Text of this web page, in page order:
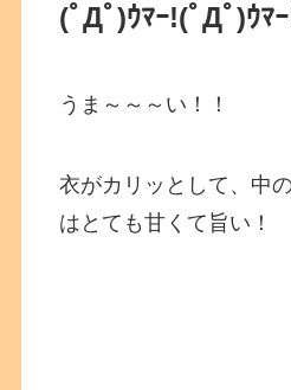
(ﾟДﾟ)ｳﾏｰ!(ﾟДﾟ)ｳﾏ
うま～～～い！！
衣がカリッとして、中
はとても甘くて旨い！